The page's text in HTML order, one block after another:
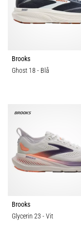
känt
som
iliotibialbandssyndrom
ett
mycket
löpare
av.
Vad…
artiklar
Brooks
Ghost 18 - Blå
Brooks
Glycerin 23 - Vit